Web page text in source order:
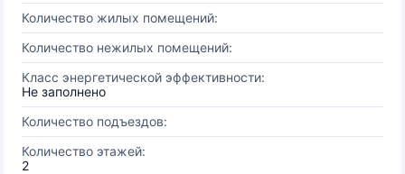
Количество жилых помещений:
Количество нежилых помещений:
Класс энергетической эффективности:
Не заполнено
Количество подъездов:
Количество этажей:
2